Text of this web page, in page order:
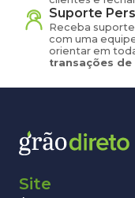
Suporte
Receba
com uma
orientar em
transações de
Site